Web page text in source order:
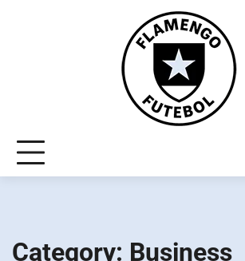
Category: Business